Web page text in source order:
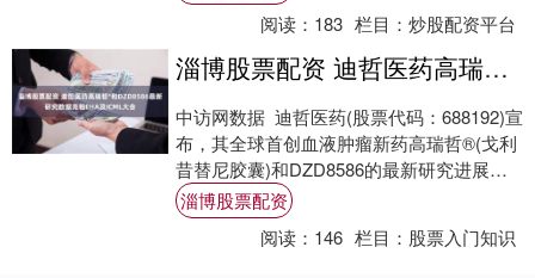
阅读： 183 栏目：炒股配资平台
淄博股票配资 迪哲医药高瑞哲®和DZD8586最新研究数据亮相EHA及ICML大会
中访网数据 迪哲医药(股票代码：688192)宣
布，其全球首创血液肿瘤新药高瑞哲®(戈利
昔替尼胶囊)和DZD8586的最新研究进展将
在2025年欧洲血液学协会....
淄博股票配资
阅读： 146 栏目： 股票入门知识